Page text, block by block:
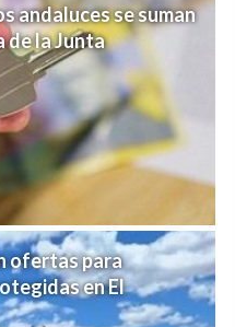
andaluces se suman
de la Junta
ofertas para
en El